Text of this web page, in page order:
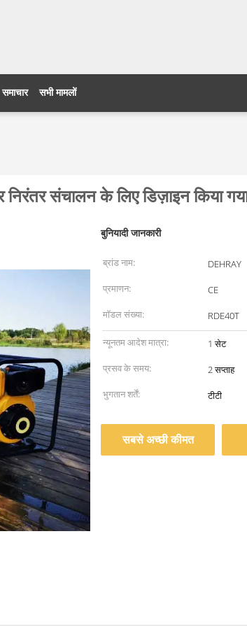
समाचार सभी मामलों
संचालन के लिए डिज़ाइन किया
बुनियादी जानकारी
ब्रांड नाम:
DEHRAY
प्रमाणन:
CE
मॉडल संख्या:
RDE40T
न्यूनतम आदेश मात्रा:
1 सेट
प्रसव के समय:
2 सप्ताह
भुगतान शर्तें:
टीटी
सबसे अच्छी कीमत